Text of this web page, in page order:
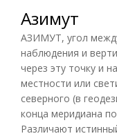
Азимут
АЗИМУТ, угол
наблюдения и
через эту точку и
местности или
северного (в
конца меридиана
Различают